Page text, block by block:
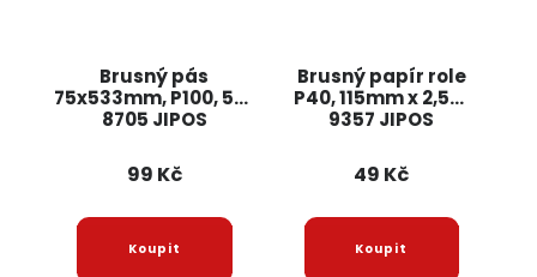
Brusný pás
75x533mm, P100, 5ks
8705 JIPOS
99 Kč
Brusný papír role
P40, 115mm x 2,5m
9357 JIPOS
49 Kč